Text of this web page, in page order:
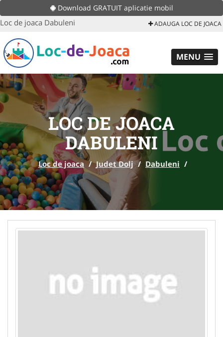
Download GRATUIT aplicatie mobil
Loc de joaca Dabuleni ADAUGA LOC DE JOACA
MENU
LOC DE JOACA
DABULENI
Loc de joaca / Judet Dolj / Dabuleni /